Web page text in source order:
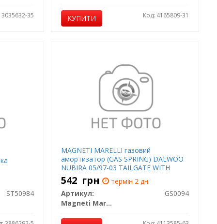
3035632-35 КУПИТИ Код: 4165809-31
ST50984
MAGNETI MARELLI газовий
амортизатор (GAS SPRING) DAEWOO
NUBIRA 05/97-03 TAILGATE WITH
газовий амортизатор (GAS SPRING) -
SEDAN [430719009400]
542 грн
термін 2 дн.
Артикул:
GS0094
Magneti Marelli